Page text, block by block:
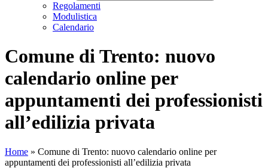
Regolamenti
Modulistica
Calendario
Comune di Trento: nuovo
calendario online per
appuntamenti dei professionisti
all’edilizia privata
Home » Comune di Trento: nuovo calendario online per
appuntamenti dei professionisti all’edilizia privata